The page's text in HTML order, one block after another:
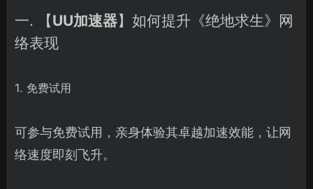
一. 【UU加速器】如何提升《绝地求生》网
络表现
1. 免费试用
可参与免费试用，亲身体验其卓越加速效能，让网
络速度即刻飞升。